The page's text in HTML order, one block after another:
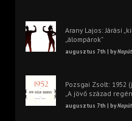
Arany Lajos: Járási
„álompárok”
augusztus 7th | by
Pozsgai Zsolt: 1952
„A jövő század
augusztus 7th | by